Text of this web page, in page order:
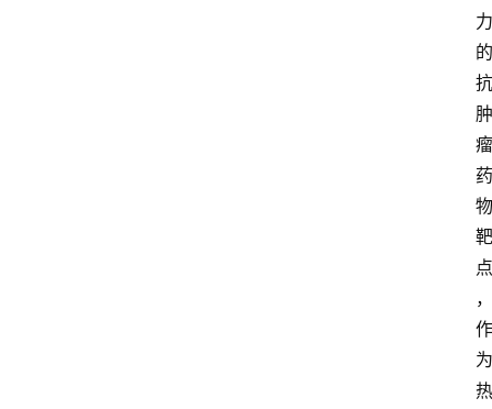
力
的
抗
肿
瘤
药
物
靶
点
，
作
为
热